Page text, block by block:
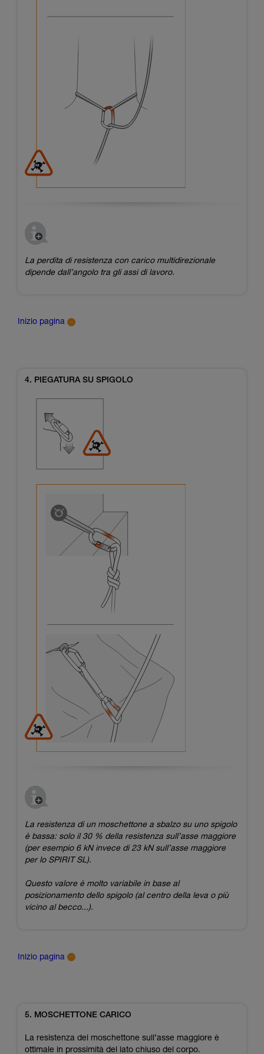
La perdita di resistenza con carico multidirezionale
dipende dall’angolo tra gli assi di lavoro.
Inizio pagina
4. PIEGATURA SU SPIGOLO
La resistenza di un moschettone a sbalzo su uno spigolo
è bassa: solo il 30 % della resistenza sull’asse maggiore
(per esempio 6 kN invece di 23 kN sull’asse maggiore
per lo SPIRIT SL).
Questo valore è molto variabile in base al
posizionamento dello spigolo (al centro della leva o più
vicino al becco...).
Inizio pagina
5. MOSCHETTONE CARICO
La resistenza del moschettone sull’asse maggiore è
ottimale in prossimità del lato chiuso del corpo.